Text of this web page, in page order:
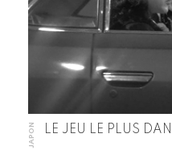
JAPON LE JEU LE PLUS